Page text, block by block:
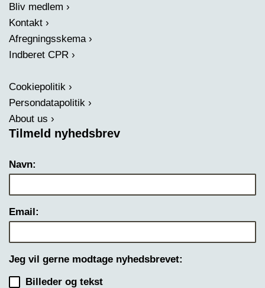
Bliv medlem
Kontakt
Afregningsskema
Indberet CPR
Cookiepolitik
Persondatapolitik
About us
Tilmeld nyhedsbrev
Navn:
Email:
Jeg vil gerne modtage nyhedsbrevet:
Billeder og tekst